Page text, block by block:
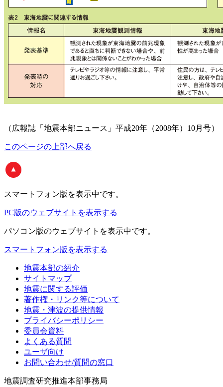
（広報誌「地震本部ニュース」平成20年（2008年）10月号）
このページの上部へ戻る
スマートフォン版 を表示中です。
PC版のウェブサイトを表示する
パソコン版のウェブサイトを表示中です。
スマートフォン版を表示する
地震本部の紹介
サイトマップ
地震に関する評価
著作権・リンク等について
地震・津波の提供情報
プライバシーポリシー
委員会資料
よくある質問
ユーザ向け
お問い合わせ/質問の窓口
地震調査研究推進本部事務局